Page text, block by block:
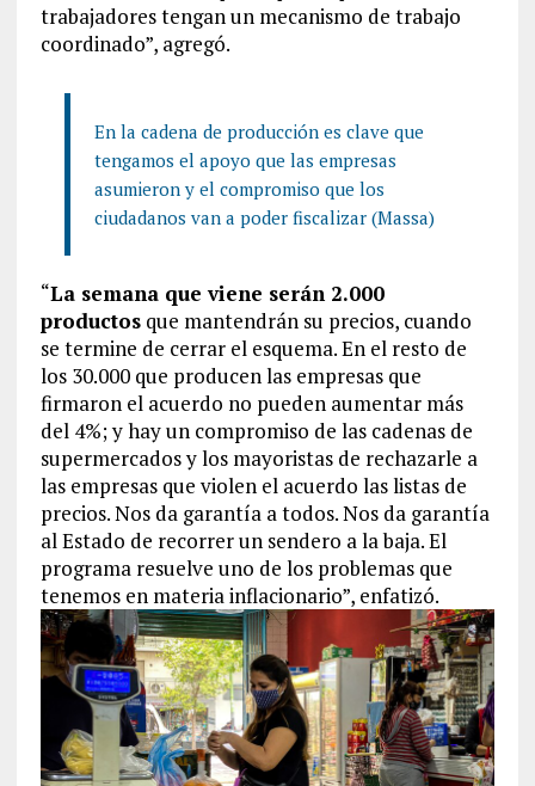
trabajadores tengan un mecanismo de trabajo
coordinado”, agregó.
En la cadena de producción es clave que
tengamos el apoyo que las empresas
asumieron y el compromiso que los
ciudadanos van a poder fiscalizar (Massa)
“La semana que viene serán 2.000
productosque mantendrán su precios, cuando
se termine de cerrar el esquema. En el resto de
los 30.000 que producen las empresas que
firmaron el acuerdo no pueden aumentar más
del 4%; y hay un compromiso de las cadenas de
supermercados y los mayoristas de rechazarle a
las empresas que violen el acuerdo las listas de
precios. Nos da garantía a todos. Nos da garantía
al Estado de recorrer un sendero a la baja. El
programa resuelve uno de los problemas que
tenemos en materia inflacionario”, enfatizó.